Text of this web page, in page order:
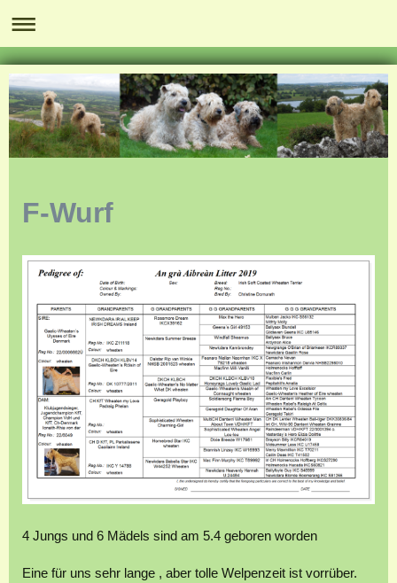
F-Wurf
4 Jungs und 6 Mädels sind am 5.4 geboren worden
Eine für uns sehr lange , aber tolle Welpenzeit ist vorrüber.